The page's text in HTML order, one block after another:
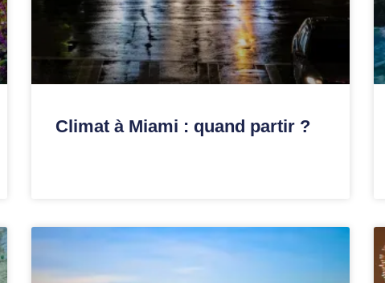
Climat à Miami : quand partir ?